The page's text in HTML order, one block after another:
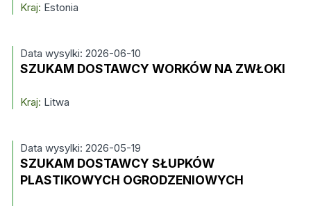
Kraj: Estonia
Data wysylki: 2026-06-10
SZUKAM DOSTAWCY WORKÓW NA ZWŁOKI
Kraj: Litwa
Data wysylki: 2026-05-19
SZUKAM DOSTAWCY SŁUPKÓW
PLASTIKOWYCH OGRODZENIOWYCH